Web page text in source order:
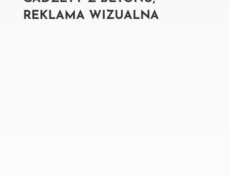
REKLAMA WIZUALNA